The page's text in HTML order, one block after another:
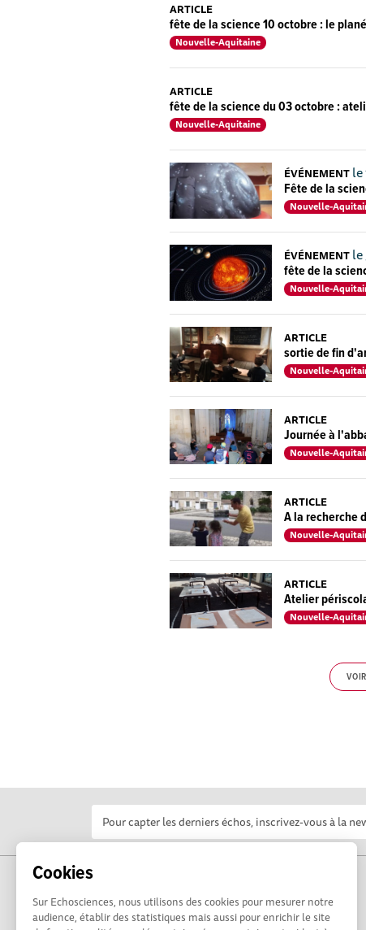
Cookies
Sur Echosciences, nous utilisons des cookies pour mesurer notre
audience, établir des statistiques mais aussi pour enrichir le site
ARTICLE
fête de la science 10 octobre : le
Nouvelle-Aquitaine
ARTICLE
fête de la science du 03 octobre :
Nouvelle-Aquitaine
ÉVÉNEMENT
Fête de la
Nouvelle-
ÉVÉNEMENT
fête de la
Nouvelle-
ARTICLE
sortie de fin
Nouvelle-
ARTICLE
Journée à
Nouvelle-
ARTICLE
A la recherche
Nouvelle-
ARTICLE
Atelier
Nouvelle-